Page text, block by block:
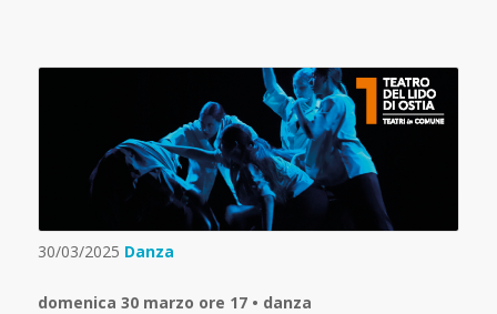
30/03/2025 Danza
domenica 30 marzo ore 17 • danza